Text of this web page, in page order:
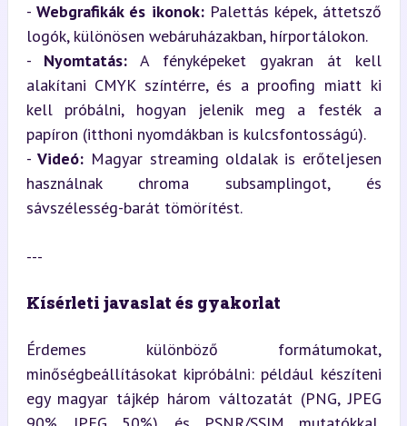
- Webgrafikák és ikonok: Palettás képek, áttetsző
logók, különösen webáruházakban, hírportálokon.
- Nyomtatás: A fényképeket gyakran át kell
alakítani CMYK színtérre, és a proofing miatt ki
kell próbálni, hogyan jelenik meg a festék a
papíron (itthoni nyomdákban is kulcsfontosságú).
- Videó: Magyar streaming oldalak is erőteljesen
használnak chroma subsamplingot, és
sávszélesség-barát tömörítést.
---
Kísérleti javaslat és gyakorlat
Érdemes különböző formátumokat,
minőségbeállításokat kipróbálni: például készíteni
egy magyar tájkép három változatát (PNG, JPEG